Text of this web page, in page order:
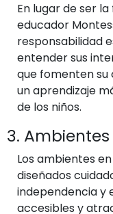
En lugar de ser
educador
responsabilidad
entender sus
que fomenten su
un aprendizaje
de los niños.
3.
Los ambientes
diseñados
independencia y
accesibles y